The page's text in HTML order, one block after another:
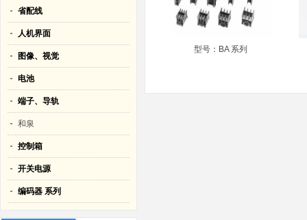
省配线
人机界面
图像、视觉
电池
端子、导轨
和泉
控制箱
开关电源
编码器 系列
型号：BA 系列